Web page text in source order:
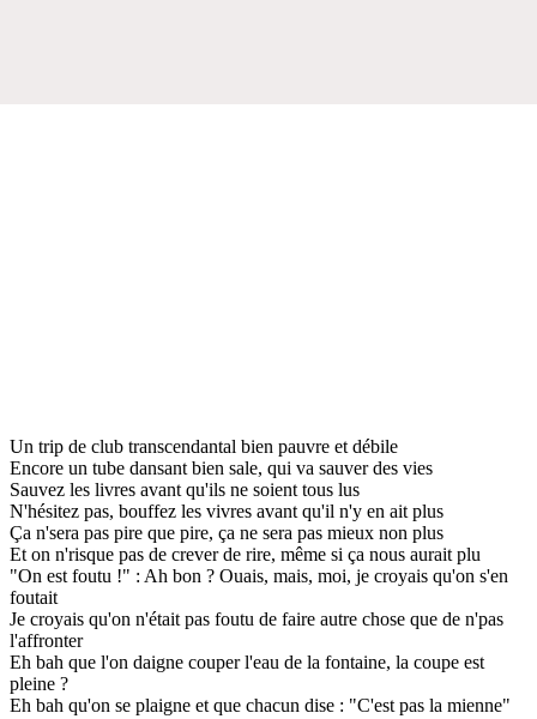
Un trip de club transcendantal bien pauvre et débile
Encore un tube dansant bien sale, qui va sauver des vies
Sauvez les livres avant qu'ils ne soient tous lus
N'hésitez pas, bouffez les vivres avant qu'il n'y en ait plus
Ça n'sera pas pire que pire, ça ne sera pas mieux non plus
Et on n'risque pas de crever de rire, même si ça nous aurait plu
"On est foutu !" : Ah bon ? Ouais, mais, moi, je croyais qu'on s'en
foutait
Je croyais qu'on n'était pas foutu de faire autre chose que de n'pas
l'affronter
Eh bah que l'on daigne couper l'eau de la fontaine, la coupe est
pleine ?
Eh bah qu'on se plaigne et que chacun dise : "C'est pas la mienne"